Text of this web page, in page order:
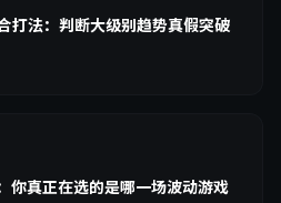
打法：判断大级别趋势真假突破
你真正在选的是哪一场波动游戏